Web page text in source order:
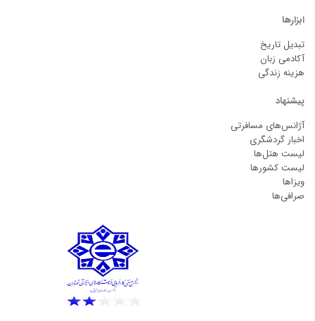
ابزارها
تبدیل تاریخ
آکادمی زبان
هزینه زندگی
پیشنهاد
آژانس‌های مسافرتی
اخبار گردشگری
لیست هتل‌ها
لیست کشورها
ویزاها
صرافی‌ها